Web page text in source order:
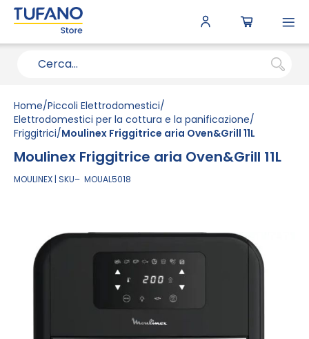
Home Piccoli Elettrodomestici
Elettrodomestici per la cottura e la panificazione
Friggitrici Moulinex Friggitrice aria Oven&Grill 11L
Moulinex Friggitrice aria Oven&Grill 11L
MOULINEX SKU MOUAL5018
galleria